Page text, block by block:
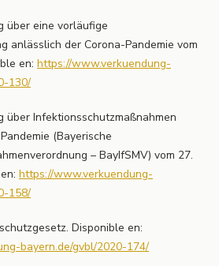
über eine vorläufige
anlässlich der Corona-Pandemie vom
en: https://www.verkuendung-
130/
über Infektionsschutzmaßnahmen
(Bayerische
– BayIfSMV) vom 27.
https://www.verkuendung-
158/
Disponible en:
bayern.de/gvbl/2020-174/